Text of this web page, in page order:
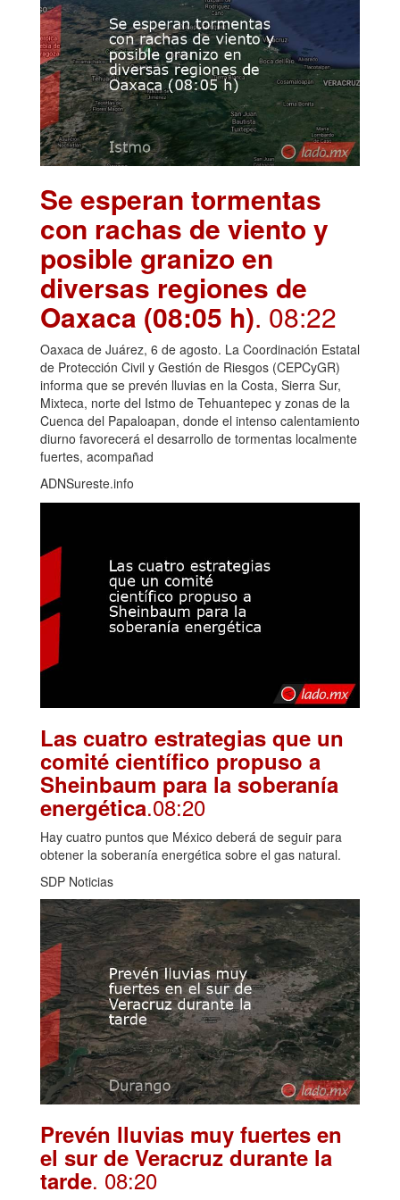
Se esperan tormentas
con rachas de viento y
posible granizo en
diversas regiones de
Oaxaca (08:05 h). 08:22
Oaxaca de Juárez, 6 de agosto. La Coordinación Estatal
de Protección Civil y Gestión de Riesgos (CEPCyGR)
informa que se prevén lluvias en la Costa, Sierra Sur,
Mixteca, norte del Istmo de Tehuantepec y zonas de la
Cuenca del Papaloapan, donde el intenso calentamiento
diurno favorecerá el desarrollo de tormentas localmente
fuertes, acompañad
ADNSureste.info
Las cuatro estrategias que un
comité científico propuso a
Sheinbaum para la soberanía
energética.08:20
Hay cuatro puntos que México deberá de seguir para
obtener la soberanía energética sobre el gas natural.
SDP Noticias
Prevén lluvias muy fuertes en
el sur de Veracruz durante la
tarde. 08:20